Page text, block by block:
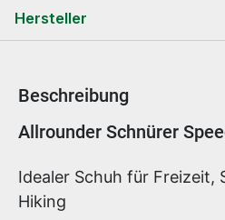
Hersteller
Beschreibung
Produktinformationen
Allrounder Schnürer
Idealer Schuh für Freizeit,
Hiking